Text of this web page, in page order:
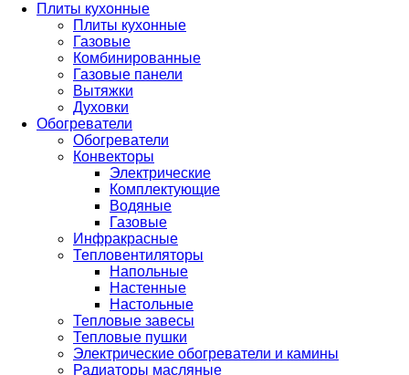
Плиты кухонные
Плиты кухонные
Газовые
Комбинированные
Газовые панели
Вытяжки
Духовки
Обогреватели
Обогреватели
Конвекторы
Электрические
Комплектующие
Водяные
Газовые
Инфракрасные
Тепловентиляторы
Напольные
Настенные
Настольные
Тепловые завесы
Тепловые пушки
Электрические обогреватели и камины
Радиаторы масляные